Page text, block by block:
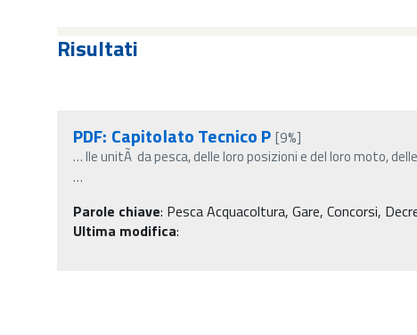
Risultati
PDF: Capitolato Tecnico P [9%]
…lle unitÃ da pesca, delle loro posizioni e del loro moto,
…
Parole chiave: Pesca Acquacoltura, Gare, Concorsi,
Ultima modifica: